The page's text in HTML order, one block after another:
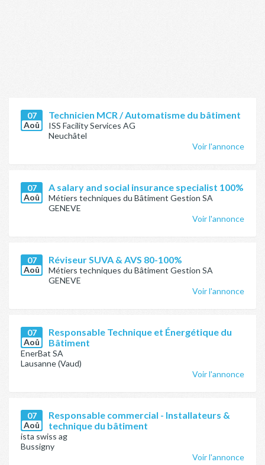
07
Aoû
Technicien MCR / Automatisme du bâtiment
ISS Facility Services AG
Neuchâtel
Voir l'annonce
07
Aoû
A salary and social insurance specialist 100%
Métiers techniques du Bâtiment Gestion SA
GENEVE
Voir l'annonce
07
Aoû
Réviseur SUVA & AVS 80-100%
Métiers techniques du Bâtiment Gestion SA
GENEVE
Voir l'annonce
07
Aoû
Responsable Technique et Énergétique du
Bâtiment
EnerBat SA
Lausanne (Vaud)
Voir l'annonce
07
Aoû
Responsable commercial - Installateurs &
technique du bâtiment
ista swiss ag
Bussigny
Voir l'annonce